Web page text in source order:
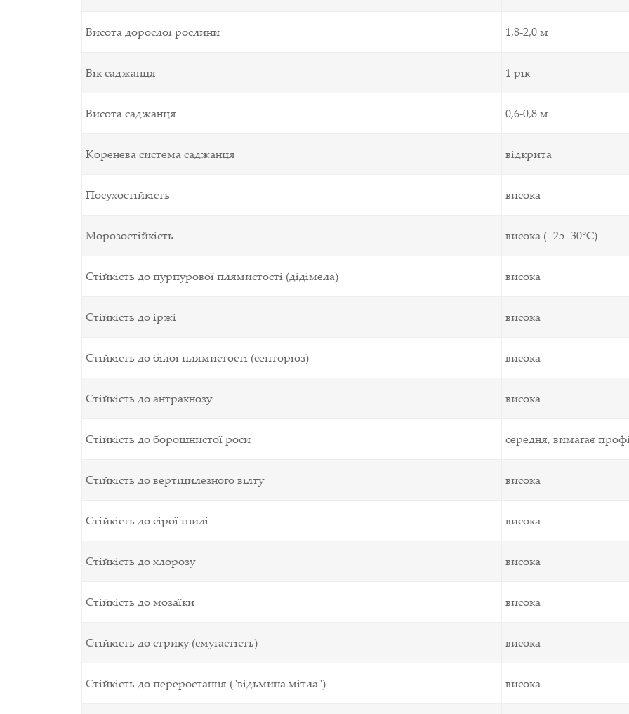
Висота дорослої рослини 1,8-2,0 м
Вік саджанця 1 рік
Висота саджанця 0,6-0,8 м
Коренева система саджанця відкрита
Посухостійкість висока
Морозостійкість висока ( -25 -30°С)
Стійкість до пурпурової плямистості (дідімела) висока
Стійкість до іржі висока
Стійкість до білої плямистості (септоріоз) висока
Стійкість до антракнозу висока
Стійкість до борошнистої роси середня, вимагає
Стійкість до вертіцилезного вілту висока
Стійкість до сірої гнилі висока
Стійкість до хлорозу висока
Стійкість до мозаїки висока
Стійкість до стрику (смугастість) висока
Стійкість до переростання ("відьмина мітла") висока